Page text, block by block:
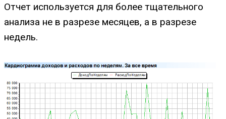
Отчет используется для более тщательного
анализа не в разрезе месяцев, а в разрезе
недель.